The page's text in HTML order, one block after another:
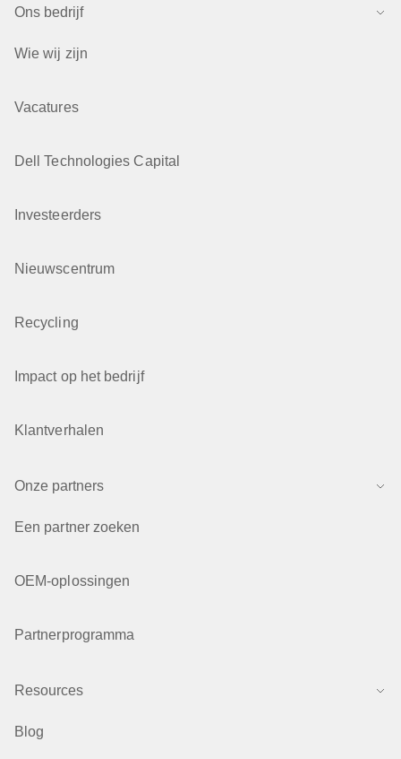
Ons bedrijf
Wie wij zijn
Vacatures
Dell Technologies Capital
Investeerders
Nieuwscentrum
Recycling
Impact op het bedrijf
Klantverhalen
Onze partners
Een partner zoeken
OEM-oplossingen
Partnerprogramma
Resources
Blog